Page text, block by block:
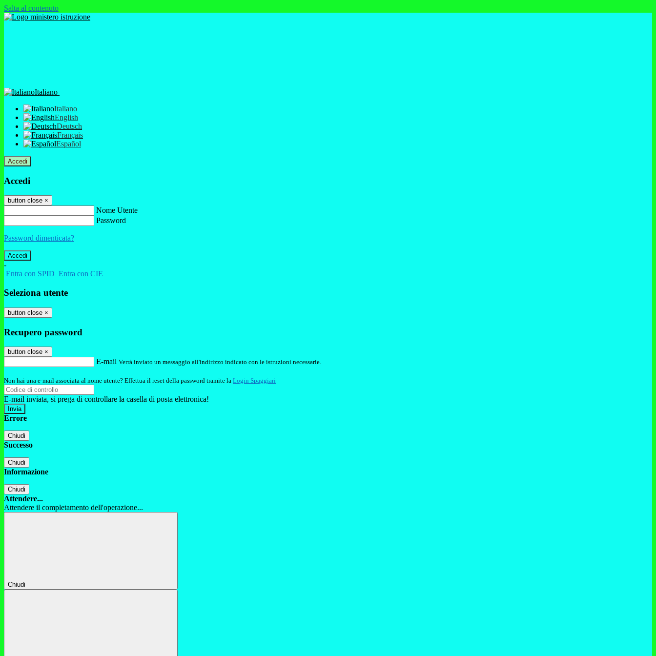
Salta al contenuto
Italiano
Italiano
English
Deutsch
Français
Español
Accedi
Accedi
button close ×
Nome Utente
Password
Password dimenticata?
-
Entra con SPID Entra con CIE
Seleziona utente
button close ×
Recupero password
button close ×
E-mail Verrà inviato un messaggio all'indirizzo indicato con le istruzioni necessarie.
Non hai una e-mail associata al nome utente? Effettua il reset della password tramite la Login Spaggiari
E-mail inviata, si prega di controllare la casella di posta elettronica!
Errore
Chiudi
Successo
Chiudi
Informazione
Chiudi
Attendere...
Attendere il completamento dell'operazione...
Chiudi